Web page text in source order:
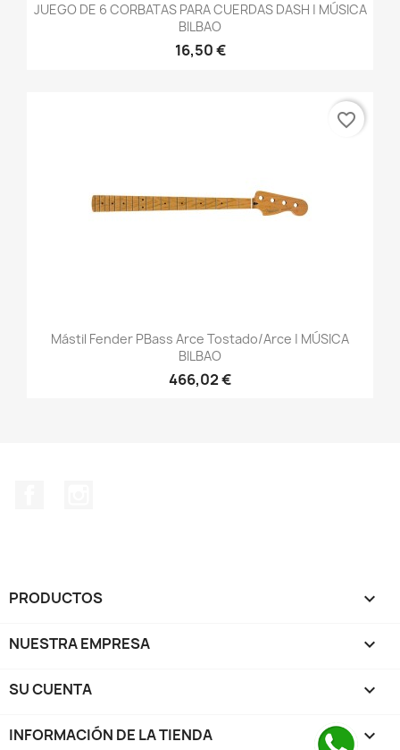
JUEGO DE 6 CORBATAS PARA CUERDAS DASH | MÚSICA
BILBAO
16,50 €
Mástil Fender PBass Arce Tostado/arce | MÚSICA
BILBAO
466,02 €
favorite_border
PRODUCTOS 
NUESTRA EMPRESA 
SU CUENTA 
INFORMACIÓN DE LA TIENDA keyboard_arrow_down